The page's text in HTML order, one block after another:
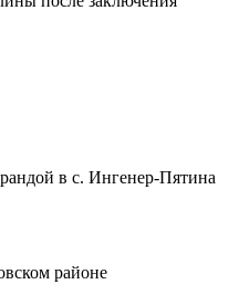
в с. Ингенер-Пятина
районе